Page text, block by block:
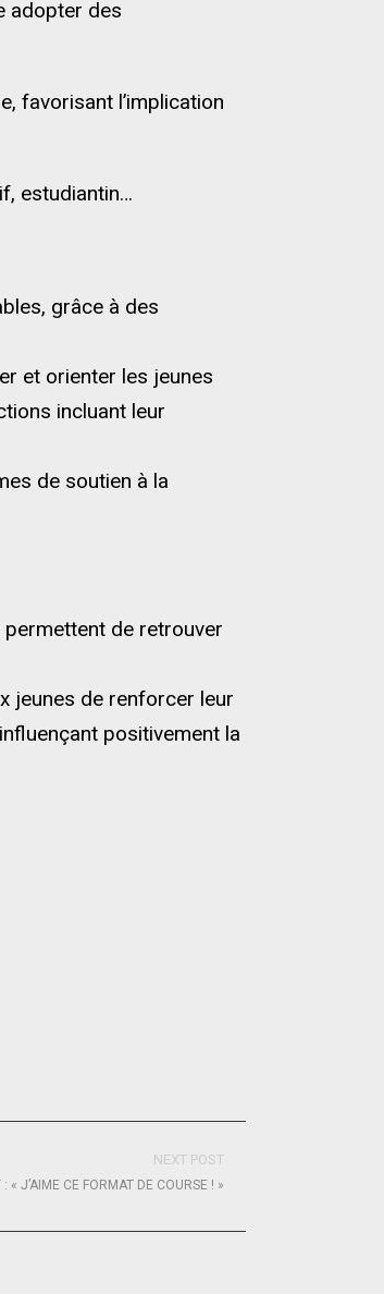
adopter des
favorisant l’implication
estudiantin…
grâce à des
et orienter les jeunes
incluant leur
de soutien à la
de retrouver
jeunes de renforcer leur
positivement la
NEXT POST
J’AIME CE FORMAT DE COURSE ! »